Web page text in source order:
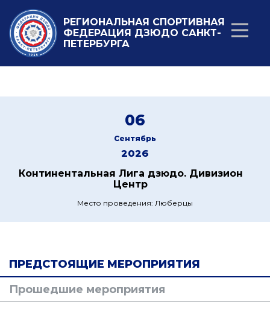
РЕГИОНАЛЬНАЯ СПОРТИВНАЯ
ФЕДЕРАЦИЯ ДЗЮДО САНКТ-
ПЕТЕРБУРГА
06
Сентябрь
2026
Континентальная Лига дзюдо. Дивизион
Центр
Место проведения: Люберцы
ПРЕДСТОЯЩИЕ МЕРОПРИЯТИЯ
Прошедшие мероприятия